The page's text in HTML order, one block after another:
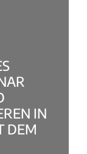
IN
DEM